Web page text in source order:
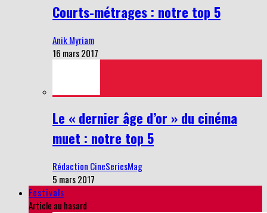
Courts-métrages : notre top 5
Anik Myriam
16 mars 2017
Le « dernier âge d’or » du cinéma
muet : notre top 5
Rédaction CineSeriesMag
5 mars 2017
Festivals
Article au hasard